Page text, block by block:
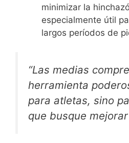
minimizar la
especialmente útil
largos períodos de
“Las medias
herramienta
para atletas, sino
que busque